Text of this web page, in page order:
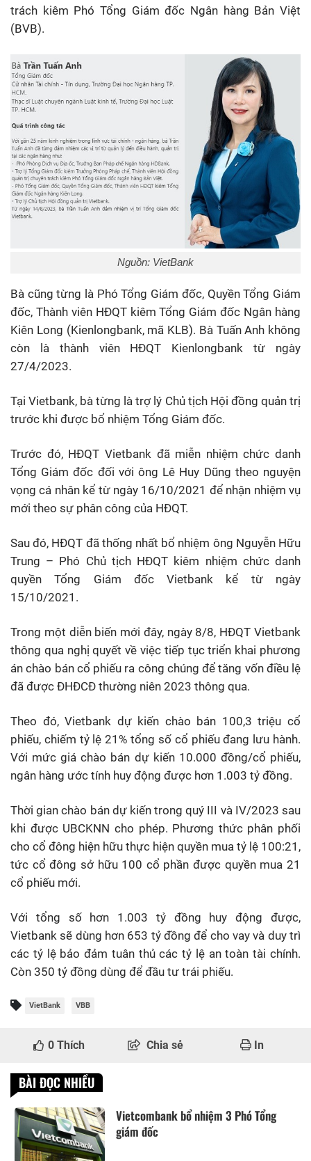
trách kiêm Phó Tổng Giám đốc Ngân hàng Bản Việt
(BVB).
Nguồn: VietBank
Bà cũng từng là Phó Tổng Giám đốc, Quyền Tổng Giám
đốc, Thành viên HĐQT kiêm Tổng Giám đốc Ngân hàng
Kiên Long (Kienlongbank, mã KLB). Bà Tuấn Anh không
còn là thành viên HĐQT Kienlongbank từ ngày
27/4/2023.
Tại Vietbank, bà từng là trợ lý Chủ tịch Hội đồng quản trị
trước khi được bổ nhiệm Tổng Giám đốc.
Trước đó, HĐQT Vietbank đã miễn nhiệm chức danh
Tổng Giám đốc đối với ông Lê Huy Dũng theo nguyện
vọng cá nhân kể từ ngày 16/10/2021 để nhận nhiệm vụ
mới theo sự phân công của HĐQT.
Sau đó, HĐQT đã thống nhất bổ nhiệm ông Nguyễn Hữu
Trung – Phó Chủ tịch HĐQT kiêm nhiệm chức danh
quyền Tổng Giám đốc Vietbank kể từ ngày
15/10/2021.
Trong một diễn biến mới đây, ngày 8/8, HĐQT Vietbank
thông qua nghị quyết về việc tiếp tục triển khai phương
án chào bán cổ phiếu ra công chúng để tăng vốn điều lệ
đã được ĐHĐCĐ thường niên 2023 thông qua.
Theo đó, Vietbank dự kiến chào bán 100,3 triệu cổ
phiếu, chiếm tỷ lệ 21% tổng số cổ phiếu đang lưu hành.
Với mức giá chào bán dự kiến 10.000 đồng/cổ phiếu,
ngân hàng ước tính huy động được hơn 1.003 tỷ đồng.
Thời gian chào bán dự kiến trong quý III và IV/2023 sau
khi được UBCKNN cho phép. Phương thức phân phối
cho cổ đông hiện hữu thực hiện quyền mua tỷ lệ 100:21,
tức cổ đông sở hữu 100 cổ phần được quyền mua 21
cổ phiếu mới.
Với tổng số hơn 1.003 tỷ đồng huy động được,
Vietbank sẽ dùng hơn 653 tỷ đồng để cho vay và duy trì
các tỷ lệ bảo đảm tuân thủ các tỷ lệ an toàn tài chính.
Còn 350 tỷ đồng dùng để đầu tư trái phiếu.
VietBank VBB
0 Thích Chia sẻ In
BÀI ĐỌC NHIỀU
Vietcombank bổ nhiệm 3 Phó Tổng
giám đốc